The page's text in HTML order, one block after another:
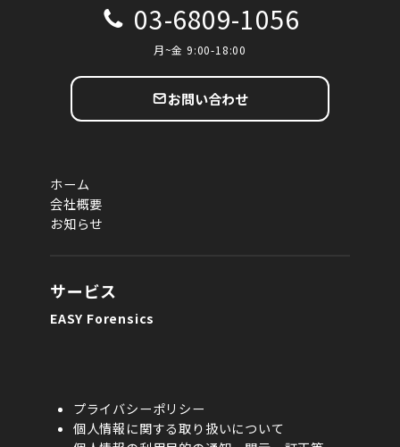
03-6809-1056
月~金 9:00-18:00
お問い合わせ
ホーム
会社概要
お知らせ
サービス
EASY Forensics
プライバシーポリシー
個人情報に関する取り扱いについて